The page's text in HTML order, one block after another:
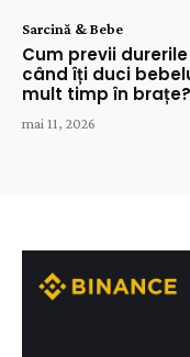
Sarcină & Bebe
Cum previi
când îți duci
mult timp în brațe?
mai 11, 2026